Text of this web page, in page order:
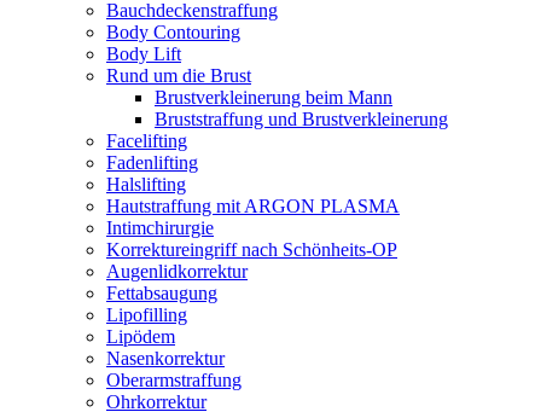
Bauchdeckenstraffung
Body Contouring
Body Lift
Rund um die Brust
Brustverkleinerung beim Mann
Bruststraffung und Brustverkleinerung
Facelifting
Fadenlifting
Halslifting
Hautstraffung mit ARGON PLASMA
Intimchirurgie
Korrektureingriff nach Schönheits-OP
Augenlidkorrektur
Fettabsaugung
Lipofilling
Lipödem
Nasenkorrektur
Oberarmstraffung
Ohrkorrektur